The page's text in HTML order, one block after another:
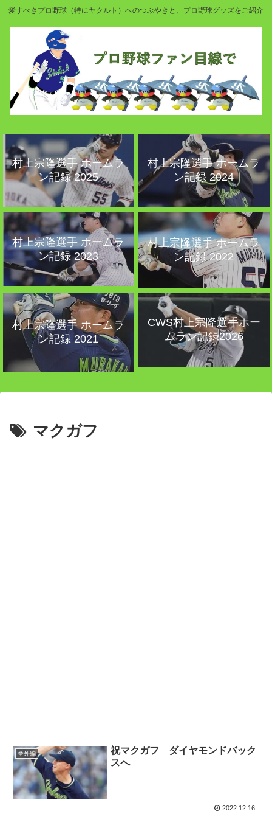
愛すべきプロ野球（特にヤクルト）へのつぶやきと、プロ野球グッズをご紹介
村上宗隆選手 ホームラ
ン記録 2025
村上宗隆選手 ホームラ
ン記録 2024
村上宗隆選手 ホームラ
ン記録 2023
村上宗隆選手 ホームラ
ン記録 2022
村上宗隆選手 ホームラ
ン記録 2021
CWS村上宗隆選手ホー
ムラン記録2026
マクガフ
番外編
祝マクガフ ダイヤモンドバック
スへ
2022.12.16